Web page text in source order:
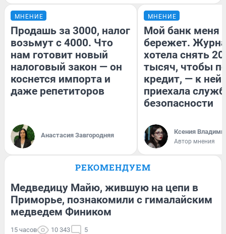
МНЕНИЕ
Продашь за 3000, налог
возьмут с 4000. Что
нам готовит новый
налоговый закон — он
коснется импорта и
даже репетиторов
Анастасия Завгородняя
МНЕНИЕ
Мой банк меня
бережет.
хотела снять
тысяч, чтобы
кредит, — к
приехала
безопасности
Ксения
Автор мнения
РЕКОМЕНДУЕМ
Медведицу Майю, жившую на цепи в
Приморье, познакомили с гималайским
медведем Фиником
15 часов 10 343 5